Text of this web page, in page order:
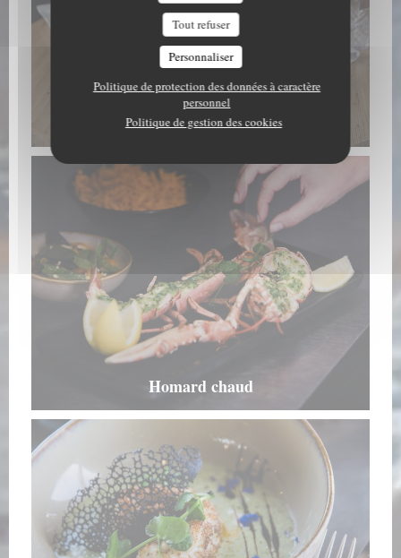
Tout refuser
Personnaliser
Politique de protection des données à caractère
personnel
Politique de gestion des cookies
Fruits de mer
Homard chaud